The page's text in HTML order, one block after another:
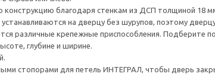
конструкцию благодаря стенкам из ДСП толщиной 18
на дверцу без шурупов, поэтому
различные крепежные приспособления. Подберите
глубине и ширине.
стопорами для петель ИНТЕГРАЛ, чтобы дверь